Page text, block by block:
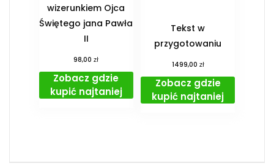
wizerunkiem Ojca
Świętego jana Pawła
II
98,00zł
Zobacz gdzie
kupić najtaniej
Tekst w
przygotowaniu
1499,00 zł
Zobacz gdzie
kupić najtaniej